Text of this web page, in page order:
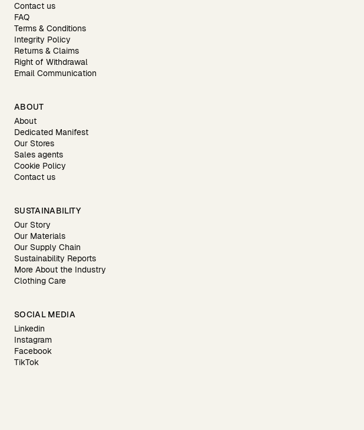
Contact us
FAQ
Terms & Conditions
Integrity Policy
Returns & Claims
Right of Withdrawal
Email Communication
ABOUT
About
Dedicated Manifest
Our Stores
Sales agents
Cookie Policy
Contact us
SUSTAINABILITY
Our Story
Our Materials
Our Supply Chain
Sustainability Reports
More About the Industry
Clothing Care
SOCIAL MEDIA
Linkedin
Instagram
Facebook
TikTok